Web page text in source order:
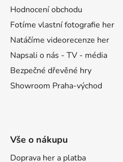
Hodnocení obchodu
Fotíme vlastní fotografie her
Natáčíme videorecenze her
Napsali o nás - TV - média
Bezpečné dřevěné hry
Showroom Praha-východ
Vše o nákupu
Doprava her a platba